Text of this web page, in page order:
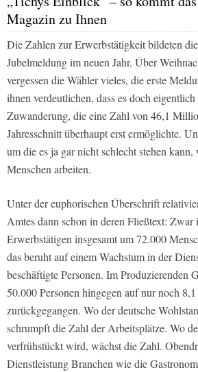
Magazin zu Ihnen
Die Zahlen zur Erwerbstätigkeit bildeten
Jubelmeldung im neuen Jahr. Über
vergessen die Wähler vieles, die erste
ihnen verdeutlichen, dass es doch
Zuwanderung, die eine Zahl von 46,1
Jahresschnitt überhaupt erst ermöglichte.
um die es ja gar nicht schlecht stehen
Menschen arbeiten.
Unter der euphorischen Überschrift
Amtes dann schon in deren Fließtext: Zwar
Erwerbstätigen insgesamt um 72.000
das beruht auf einem Wachstum in der
beschäftigte Personen. Im Produzierenden
50.000 Personen hingegen auf nur noch
zurückgegangen. Wo der deutsche
schrumpft die Zahl der Arbeitsplätze. Wo
verfrühstückt wird, wächst die Zahl.
Dienstleistung Branchen wie die